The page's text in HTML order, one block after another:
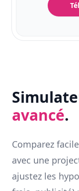
avancé.
Comparez
avec une
ajustez les